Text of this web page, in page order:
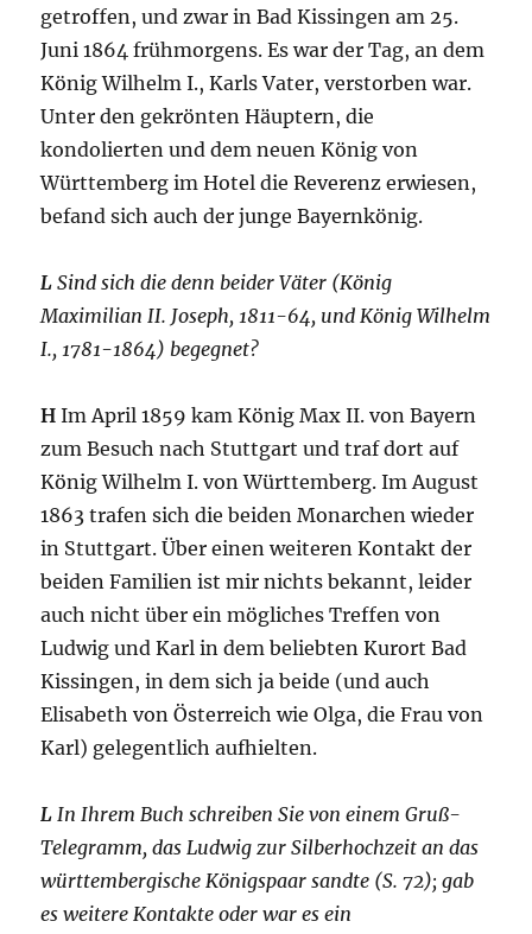
getroffen, und zwar in Bad Kissingen am 25.
Juni 1864 frühmorgens. Es war der Tag, an dem
König Wilhelm I., Karls Vater, verstorben war.
Unter den gekrönten Häuptern, die
kondolierten und dem neuen König von
Württemberg im Hotel die Reverenz erwiesen,
befand sich auch der junge Bayernkönig.
L Sind sich die denn beider Väter (König
Maximilian II. Joseph, 1811-64, und König Wilhelm
I., 1781-1864) begegnet?
H Im April 1859 kam König Max II. von Bayern
zum Besuch nach Stuttgart und traf dort auf
König Wilhelm I. von Württemberg. Im August
1863 trafen sich die beiden Monarchen wieder
in Stuttgart. Über einen weiteren Kontakt der
beiden Familien ist mir nichts bekannt, leider
auch nicht über ein mögliches Treffen von
Ludwig und Karl in dem beliebten Kurort Bad
Kissingen, in dem sich ja beide (und auch
Elisabeth von Österreich wie Olga, die Frau von
Karl) gelegentlich aufhielten.
L In Ihrem Buch schreiben Sie von einem Gruß-
Telegramm, das Ludwig zur Silberhochzeit an das
württembergische Königspaar sandte (S. 72); gab
es weitere Kontakte oder war es ein